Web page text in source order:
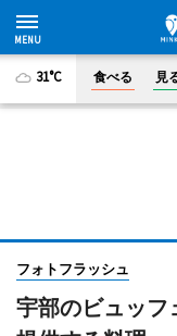
31°C 食べる 見
フォトフラッシュ
宇部のビュッフ